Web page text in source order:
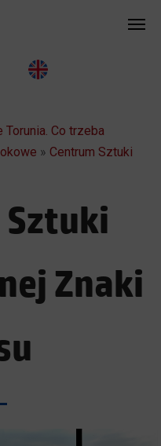
Torunia. Co trzeba
» Centrum Sztuki
Sztuki
Znaki